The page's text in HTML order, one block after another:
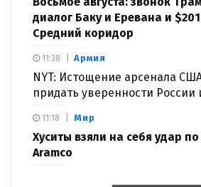
диалог Баку и Еревана и
Средний коридор
Армия
NYT: Истощение арсенала
придать уверенности России
11:38
Мир
Хуситы взяли на себя удар
Aramco
11:18